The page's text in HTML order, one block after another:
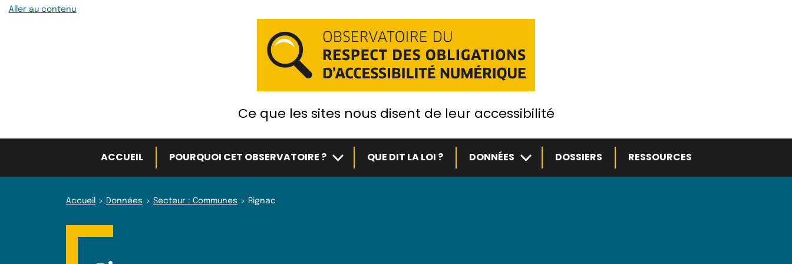
Aller au contenu
Ce que les sites nous disent de leur accessibilité
ACCUEIL POURQUOI CET OBSERVATOIRE ? Sous-menuQUE DIT LA LOI ? DONNÉES Sous-menuDOSSIERS RESSOURCES
Accueil Données Secteur : Communes Rignac